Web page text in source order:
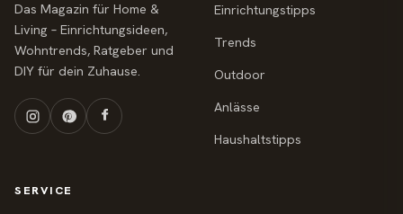
Das Magazin für Home &
Living – Einrichtungsideen,
Wohntrends, Ratgeber und
DIY für dein Zuhause.
Einrichtungstipps
Trends
Outdoor
Anlässe
Haushaltstipps
SERVICE